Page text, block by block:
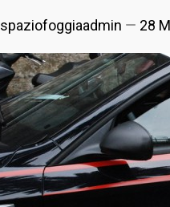
spaziofoggiaadmin 28